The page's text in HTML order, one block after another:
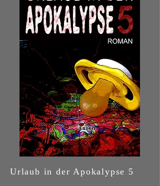
Urlaub in der Apokalypse 5